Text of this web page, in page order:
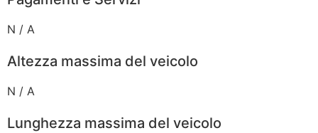
N / A
Altezza massima del veicolo
N / A
Lunghezza massima del veicolo